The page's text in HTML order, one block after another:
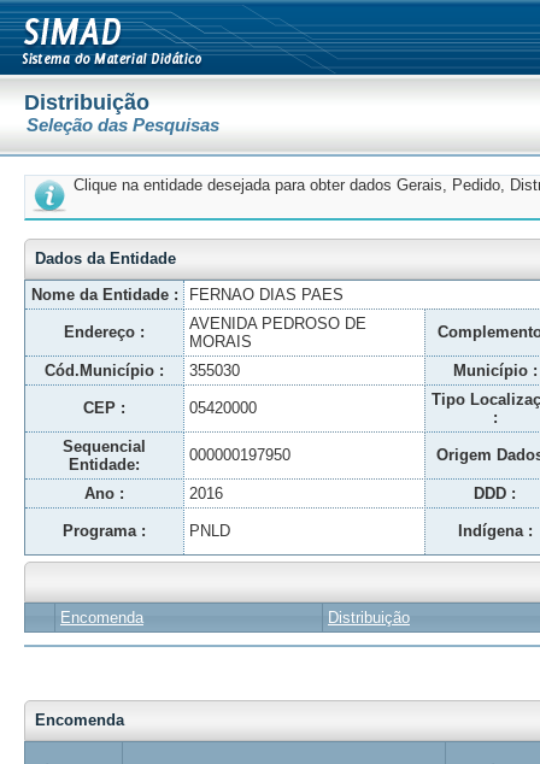
Distribuição
Seleção das Pesquisas
Clique na entidade desejada para obter dados Gerais, Pedido,
Dados da Entidade
Nome da Entidade :
FERNAO DIAS PAES
Endereço :
AVENIDA PEDROSO DE
MORAIS
Cód.Município : 355030 Município :
CEP : 05420000
Tipo
:
Sequencial
Entidade:
000000197950 Origem
Ano : 2016 DDD :
Programa : PNLD Indígena :
Encomenda Distribuição
Encomenda